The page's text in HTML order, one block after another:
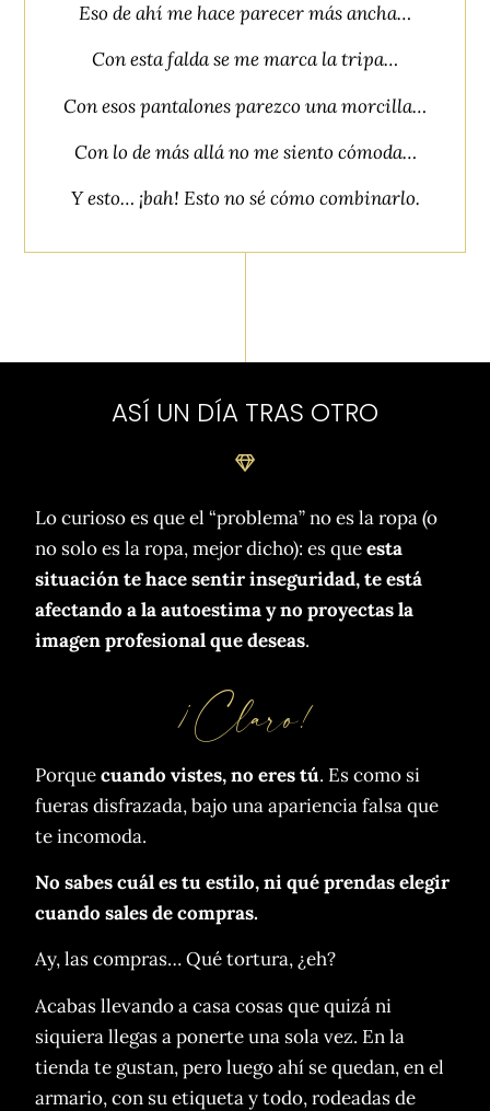
Eso de ahí me hace parecer más ancha…
Con esta falda se me marca la tripa…
Con esos pantalones parezco una morcilla…
Con lo de más allá no me siento cómoda…
Y esto… ¡bah! Esto no sé cómo combinarlo.
ASÍ UN DÍA TRAS OTRO
Lo curioso es que el “problema” no es la ropa (o
no solo es la ropa, mejor dicho): es queesta
situación te hace sentir inseguridad, te está
afectando a la autoestima y no proyectas la
imagen profesional que deseas.
¡Claro!
Porquecuando vistes, no eres tú. Es como si
fueras disfrazada, bajo una apariencia falsa que
te incomoda.
No sabes cuál es tu estilo, ni qué prendas elegir
cuando sales de compras.
Ay, las compras… Qué tortura, ¿eh?
Acabas llevando a casa cosas que quizá ni
siquiera llegas a ponerte una sola vez. En la
tienda te gustan, pero luego ahí se quedan, en el
armario, con su etiqueta y todo, rodeadas de